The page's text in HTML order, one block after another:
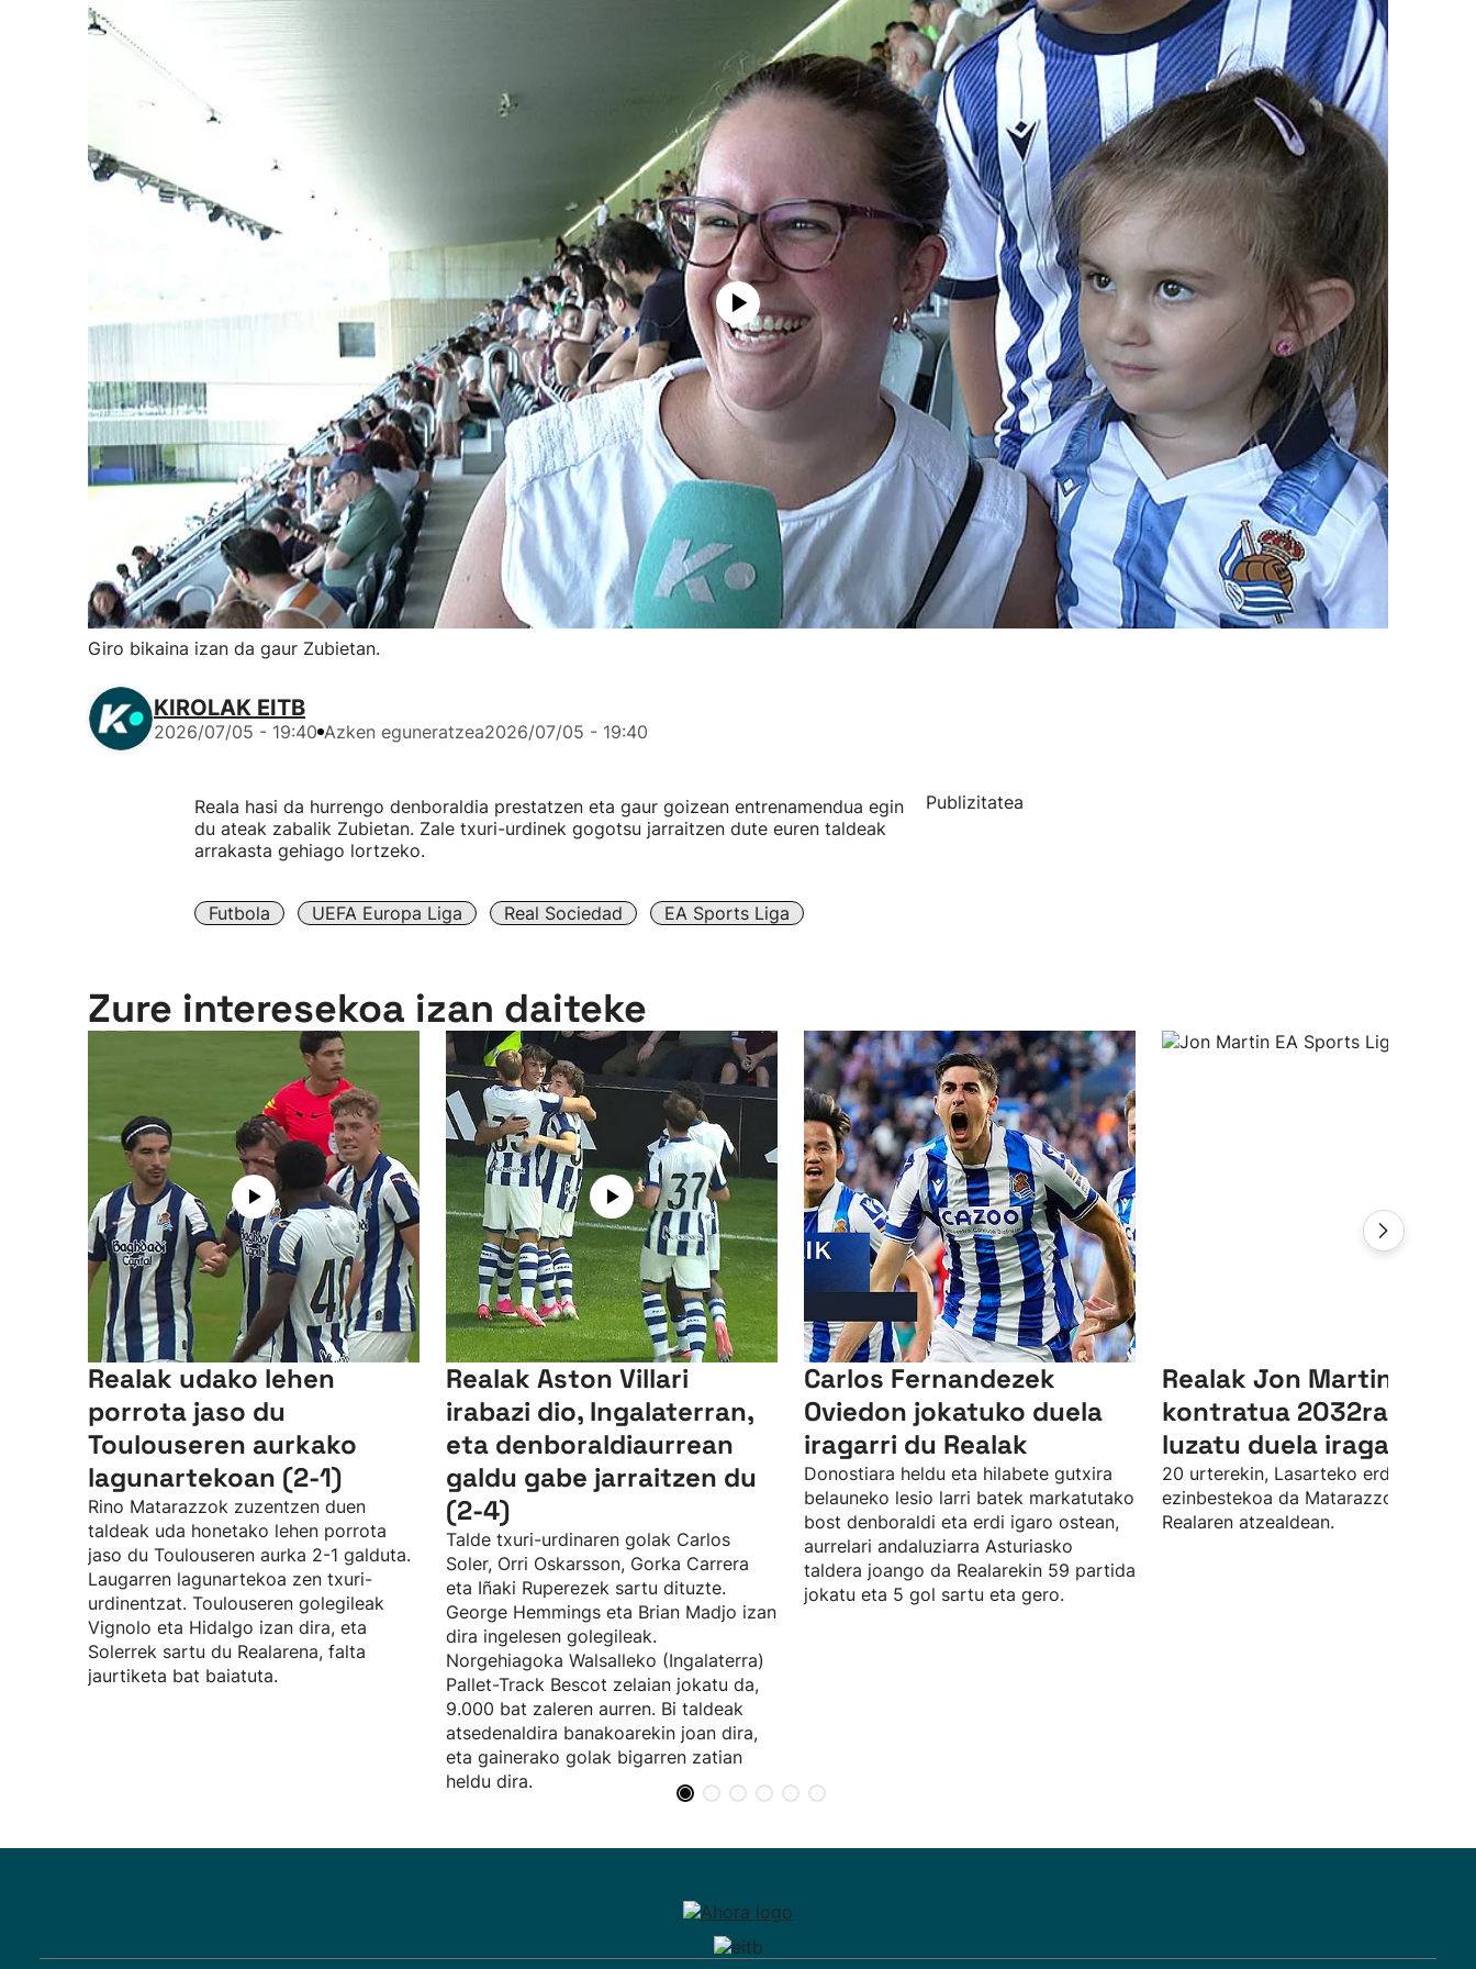
Giro bikaina izan da gaur Zubietan.
KIROLAK EITB
2026/07/05 - 19:40 Azken eguneratzea2026/07/05 - 19:40
Reala hasi da hurrengo denboraldia prestatzen eta gaur goizean entrenamendua egin
du ateak zabalik Zubietan. Zale txuri-urdinek gogotsu jarraitzen dute euren taldeak
arrakasta gehiago lortzeko.
Futbola UEFA Europa Liga Real Sociedad EA Sports Liga
Publizitatea
Zure interesekoa izan daiteke
Realak udako lehen
porrota jaso du
Toulouseren aurkako
lagunartekoan (2-1)
Rino Matarazzok zuzentzen duen
taldeak uda honetako lehen porrota
jaso du Toulouseren aurka 2-1 galduta.
Laugarren lagunartekoa zen txuri-
urdinentzat. Toulouseren golegileak
Vignolo eta Hidalgo izan dira, eta
Solerrek sartu du Realarena, falta
jaurtiketa bat baiatuta.
Realak Aston Villari
irabazi dio, Ingalaterran,
eta denboraldiaurrean
galdu gabe jarraitzen du
(2-4)
Talde txuri-urdinaren golak Carlos
Soler, Orri Oskarsson, Gorka Carrera
eta Iñaki Ruperezek sartu dituzte.
George Hemmings eta Brian Madjo izan
dira ingelesen golegileak.
Norgehiagoka Walsalleko (Ingalaterra)
Pallet-Track Bescot zelaian jokatu da,
9.000 bat zaleren aurren. Bi taldeak
atsedenaldira banakoarekin joan dira,
eta gainerako golak bigarren zatian
heldu dira.
Carlos Fernandezek
Oviedon jokatuko duela
iragarri du Realak
Donostiara heldu eta hilabete gutxira
belauneko lesio larri batek markatutako
bost denboraldi eta erdi igaro ostean,
aurrelari andaluziarra Asturiasko
taldera joango da Realarekin 59 partida
jokatu eta 5 gol sartu eta gero.
Realak Jon Martinen
kontratua 2032ra arte
luzatu duela iragarri du
20 urterekin, Lasarteko erdiko
ezinbestekoa da Matarazzorentzat
Realaren atzealdean.